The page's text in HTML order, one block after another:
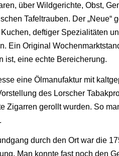
über Wildgerichte, Obst,
Tafeltrauben. Der „Neue“
deftiger Spezialitäten
Ein Original
ist, eine echte Bereicherung.
eine Ölmanufaktur mit
des Lorscher
Zigarren gerollt wurden. So
durch den Ort war die
Man konnte fast noch den